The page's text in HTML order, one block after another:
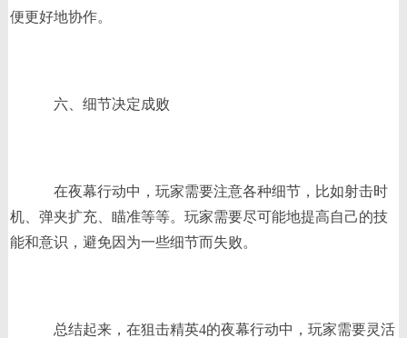
便更好地协作。
六、细节决定成败
在夜幕行动中，玩家需要注意各种细节，比如射击时
机、弹夹扩充、瞄准等等。玩家需要尽可能地提高自己的技
能和意识，避免因为一些细节而失败。
总结起来，在狙击精英4的夜幕行动中，玩家需要灵活